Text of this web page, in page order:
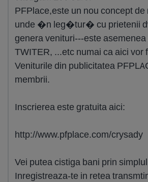
PFPlace,este un nou concept
unde �n leg�tur� cu prietenii
genera venituri---este asemenea
TWITER, ...etc numai ca aici vor
Veniturile din publicitatea
membrii.
Inscrierea este gratuita aici:
http://www.pfplace.com/crysady
Vei putea cistiga bani prin
Inregistreaza-te in retea